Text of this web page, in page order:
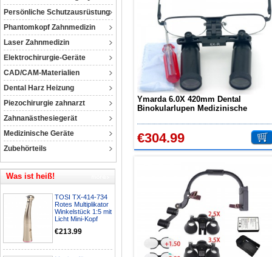
Persönliche Schutzausrüstung
Phantomkopf Zahnmedizin
Laser Zahnmedizin
Elektrochirurgie-Geräte
CAD/CAM-Materialien
Dental Harz Heizung
Piezochirurgie zahnarzt
Zahnanästhesiegerät
Medizinische Geräte
Zubehörteils
Was ist heiß!
TOSI TX-414-734
Rotes Multiplikator
Winkelstück 1:5 mit
Licht Mini-Kopf
€213.99
Ymarda 6.0X 420mm Dental
Binokularlupen Medizinische
Metallrahmen
€304.99